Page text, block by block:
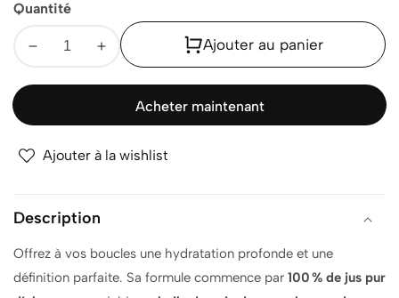
Quantité
Diminuer
CURL
COCONUT
SHAMPOO
385ML
Augmenter
CURL
SHAMPOO
385ML
Ajouter au panier
Acheter maintenant
Ajouter à la wishlist
Description
Offrez à vos boucles une hydratation profonde et une
définition parfaite. Sa formule commence par 100 % de jus pur